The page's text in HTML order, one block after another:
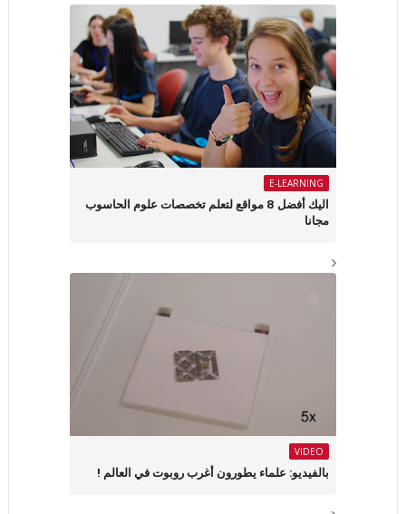
E-LEARNING
اليك أفضل 8 مواقع لتعلم تخصصات علوم الحاسوب
مجانا
VIDEO
بالفيديو: علماء يطورون أغرب روبوت في العالم !